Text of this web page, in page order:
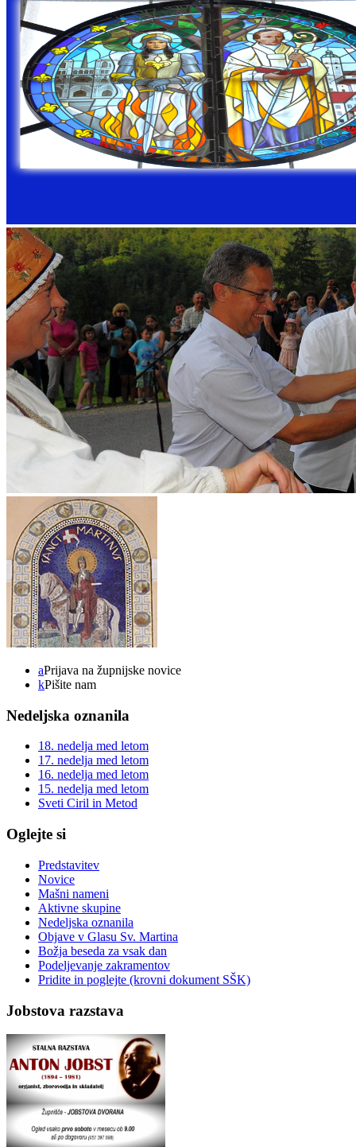
aPrijava na župnijske novice
kPišite nam
Nedeljska oznanila
18. nedelja med letom
17. nedelja med letom
16. nedelja med letom
15. nedelja med letom
Sveti Ciril in Metod
Oglejte si
Predstavitev
Novice
Mašni nameni
Aktivne skupine
Nedeljska oznanila
Objave v Glasu Sv. Martina
Božja beseda za vsak dan
Podeljevanje zakramentov
Pridite in poglejte (krovni dokument SŠK)
Jobstova razstava